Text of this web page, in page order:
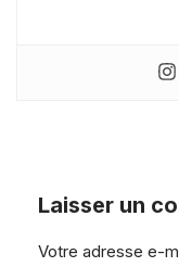
Laisser un
Votre adresse e-